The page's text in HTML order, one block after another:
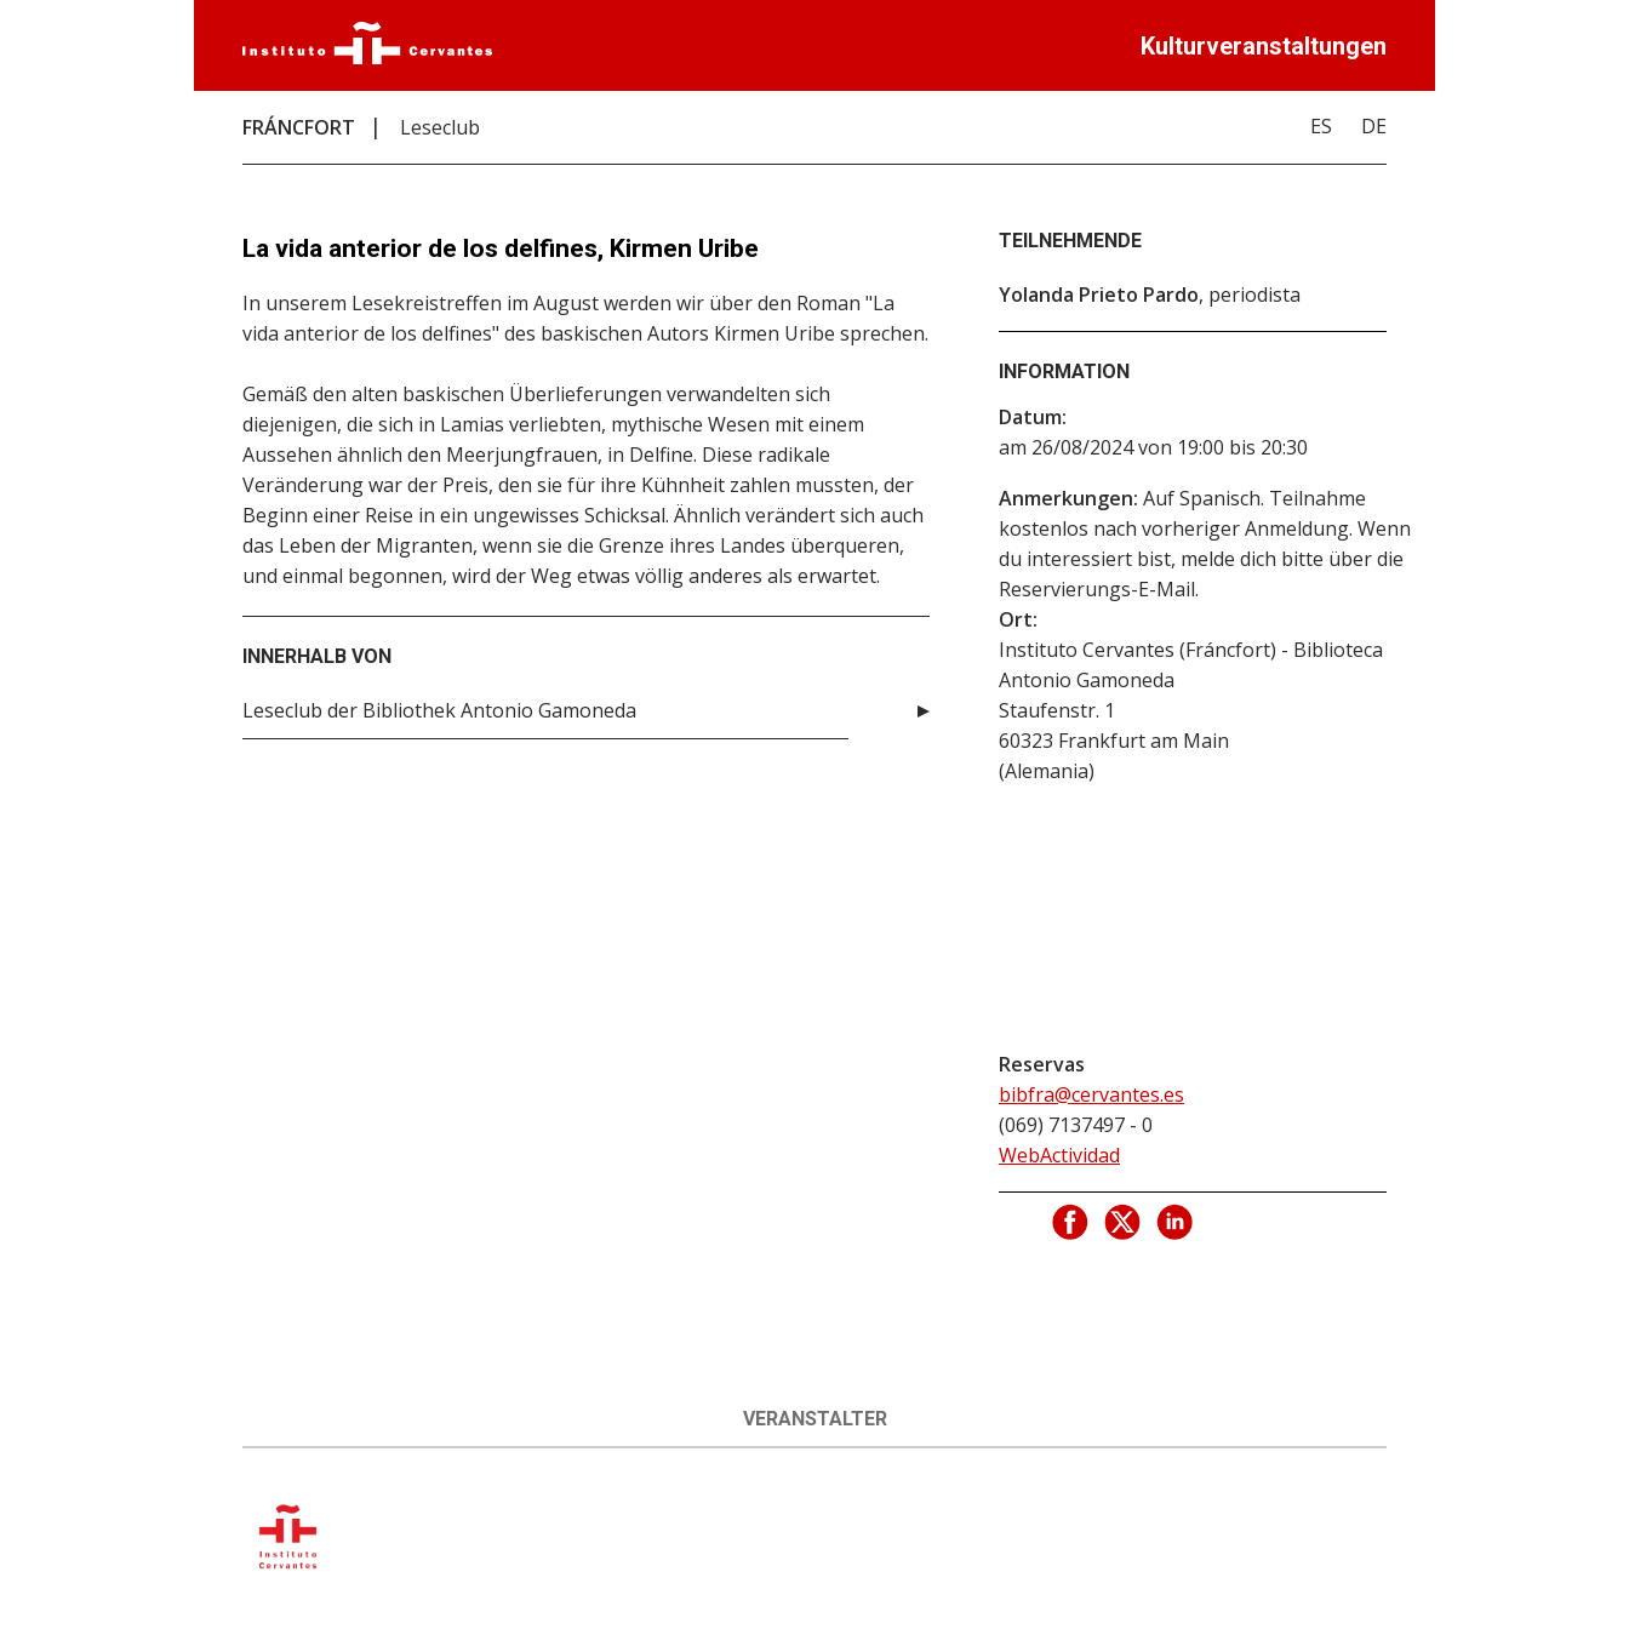
Kulturveranstaltungen
FRÁNCFORT Leseclub ES DE
La vida anterior de los delfines, Kirmen Uribe
In unserem Lesekreistreffen im August werden wir über den Roman "La
vida anterior de los delfines" des baskischen Autors Kirmen Uribe sprechen.
Gemäß den alten baskischen Überlieferungen verwandelten sich
diejenigen, die sich in Lamias verliebten, mythische Wesen mit einem
Aussehen ähnlich den Meerjungfrauen, in Delfine. Diese radikale
Veränderung war der Preis, den sie für ihre Kühnheit zahlen mussten, der
Beginn einer Reise in ein ungewisses Schicksal. Ähnlich verändert sich auch
das Leben der Migranten, wenn sie die Grenze ihres Landes überqueren,
und einmal begonnen, wird der Weg etwas völlig anderes als erwartet.
INNERHALB VON
Leseclub der Bibliothek Antonio Gamoneda
TEILNEHMENDE
Yolanda Prieto Pardo, periodista
INFORMATION
Datum:
am 26/08/2024 von 19:00 bis 20:30
Anmerkungen: Auf Spanisch. Teilnahme
kostenlos nach vorheriger Anmeldung. Wenn
du interessiert bist, melde dich bitte über die
Reservierungs-E-Mail.
Ort:
Instituto Cervantes (Fráncfort) - Biblioteca
Antonio Gamoneda
Staufenstr. 1
60323 Frankfurt am Main
(Alemania)
Reservas
bibfra@cervantes.es
(069) 7137497 - 0
WebActividad
VERANSTALTER